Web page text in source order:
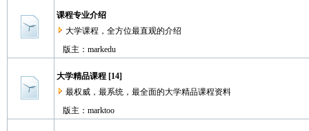
课程专业介绍
大学课程，全方位最直观的介绍
版主： markedu
大学精品课程 [14]
最权威，最系统，最全面的大学精品课程资料
版主： marktoo